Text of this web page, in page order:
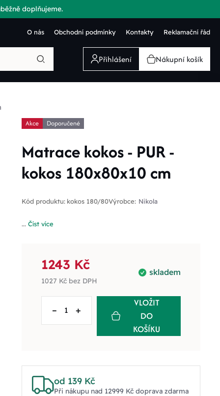
doplňujeme.
O nás Obchodní podmínky Kontakty Reklamační řád
Přihlášení Nákupní košík
Akce Doporučené
Matrace kokos - PUR -
kokos 180x80x10 cm
Kód produktu: kokos 180/80Výrobce: Nikola
... Číst více
skladem
1243 Kč
1027 Kčbez DPH
– +
VLOŽIT
DO
KOŠÍKU
od 139 Kč
Při nákupu nad 12999 Kč doprava zdarma